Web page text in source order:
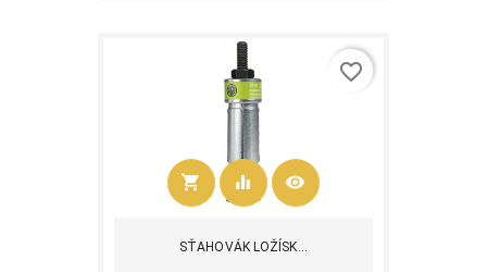
shopping_cart
Kúpiť
equalizer visibility
SŤAHOVÁK LOŽÍSK...
favorite_border